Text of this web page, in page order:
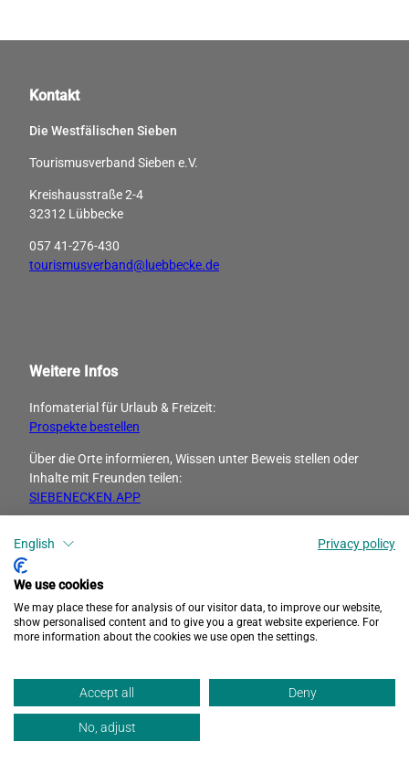
English Privacy policy
We use cookies
We may place these for analysis of our visitor data, to improve our website,
show personalised content and to give you a great website experience. For
more information about the cookies we use open the settings.
Accept all Deny
No, adjust
Kontakt
Die Westfälischen Sieben
Tourismusverband Sieben e.V.
Kreishausstraße 2-4
32312 Lübbecke
057 41-276-430
tourismusverband@luebbecke.de
Weitere Infos
Infomaterial für Urlaub & Freizeit:
Prospekte bestellen
Über die Orte informieren, Wissen unter Beweis stellen oder
Inhalte mit Freunden ­teilen:
SIEBENECKEN.APP
I
s
a
g
a
F
c
e
b
o
k